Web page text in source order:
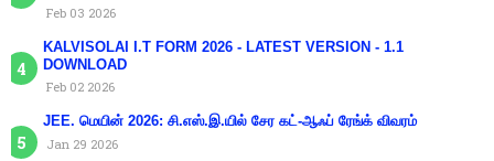
Feb 03 2026
KALVISOLAI I.T FORM 2026 - LATEST VERSION - 1.1
DOWNLOAD
Feb 02 2026
JEE. மெயின் 2026: சி.எஸ்.இ.யில் சேர கட்-ஆஃப் ரேங்க் விவரம்
Jan 29 2026